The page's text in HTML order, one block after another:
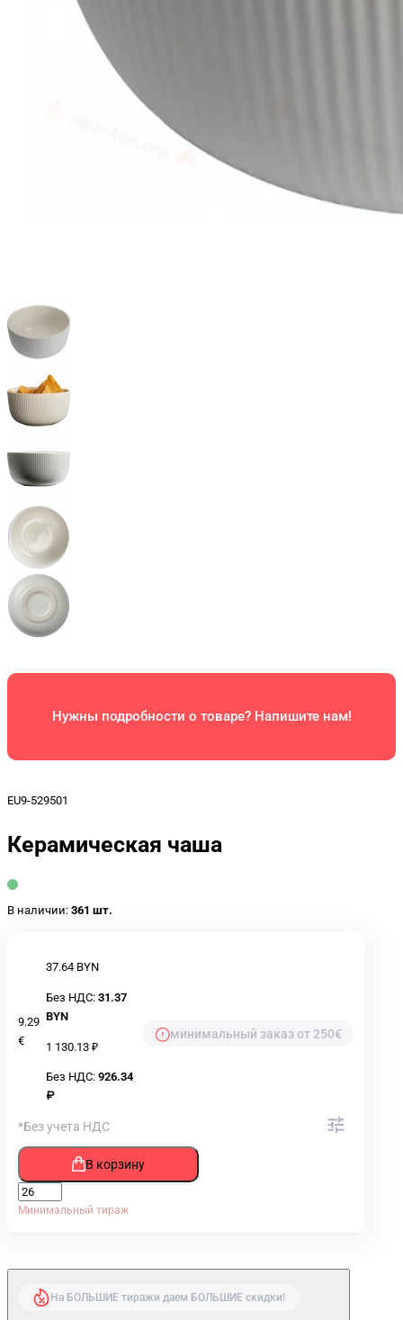
Нужны подробности о товаре? Напишите нам!
EU9-529501
Керамическая чаша
В наличии: 361 шт.
9.29
€
37.64 BYN
Без НДС: 31.37
BYN
1 130.13 ₽
Без НДС: 926.34
₽
минимальный заказ от 250€
*Без учета НДС
В корзину
Минимальный тираж
На БОЛЬШИЕ тиражи даем БОЛЬШИЕ скидки!